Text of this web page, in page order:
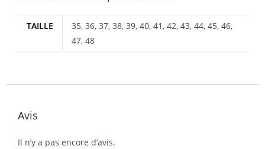
TAILLE
35, 36, 37, 38, 39, 40, 41, 42, 43, 44, 45, 46,
47, 48
Avis
Il n’y a pas encore d’avis.